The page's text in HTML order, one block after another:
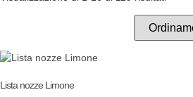
Lista nozze Limone